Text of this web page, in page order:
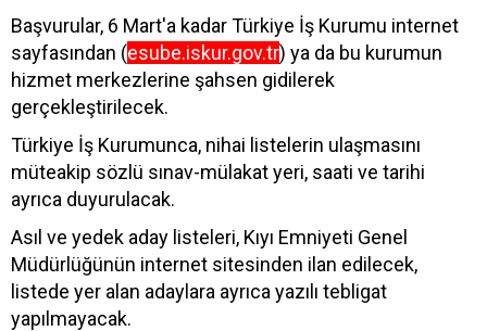
Başvurular, 6 Mart'a kadar Türkiye İş Kurumu internet
sayfasından (esube.iskur.gov.tr) ya da bu kurumun
hizmet merkezlerine şahsen gidilerek
gerçekleştirilecek.
Türkiye İş Kurumunca, nihai listelerin ulaşmasını
müteakip sözlü sınav-mülakat yeri, saati ve tarihi
ayrıca duyurulacak.
Asıl ve yedek aday listeleri, Kıyı Emniyeti Genel
Müdürlüğünün internet sitesinden ilan edilecek,
listede yer alan adaylara ayrıca yazılı tebligat
yapılmayacak.